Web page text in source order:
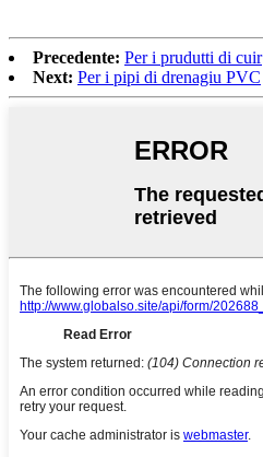
Precedente: Per i prudutti di cuir
Next: Per i pipi di drenagiu PVC